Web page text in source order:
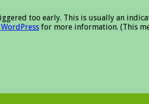
too early. This is usually an
for more information. (This